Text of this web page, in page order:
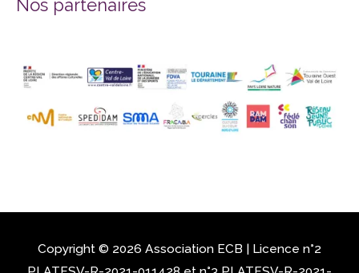
Nos partenaires
Copyright © 2026 Association ECB | Licence n°2